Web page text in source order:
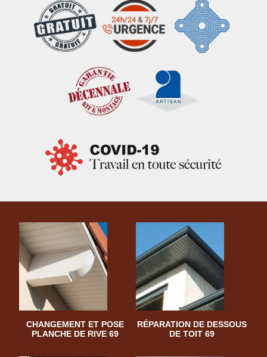
CHANGEMENT ET POSE
PLANCHE DE RIVE 69
RÉPARATION DE DESSOUS
DE TOIT 69